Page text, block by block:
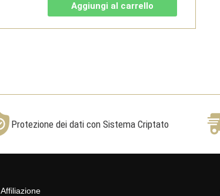
Brunello
di
Montalcino
Aggiungi al carrello
Protezione dei dati con Sistema Criptato
Affiliazione